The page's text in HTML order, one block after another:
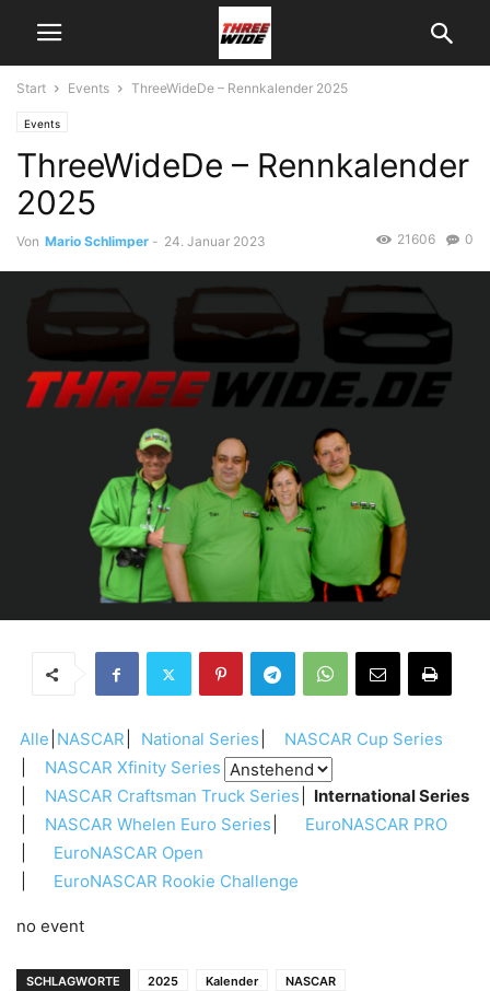
Start Events ThreeWideDe – Rennkalender 2025
Events
ThreeWideDe – Rennkalender
2025
Von Mario Schlimper - 24. Januar 2023 0
21606
Alle NASCAR National Series
NASCAR Cup Series
NASCAR Xfinity Series
NASCAR Craftsman Truck Series
International Series
NASCAR Whelen Euro Series
EuroNASCAR PRO
EuroNASCAR Open
EuroNASCAR Rookie Challenge
no event
SCHLAGWORTE 2025 Kalender
NASCAR